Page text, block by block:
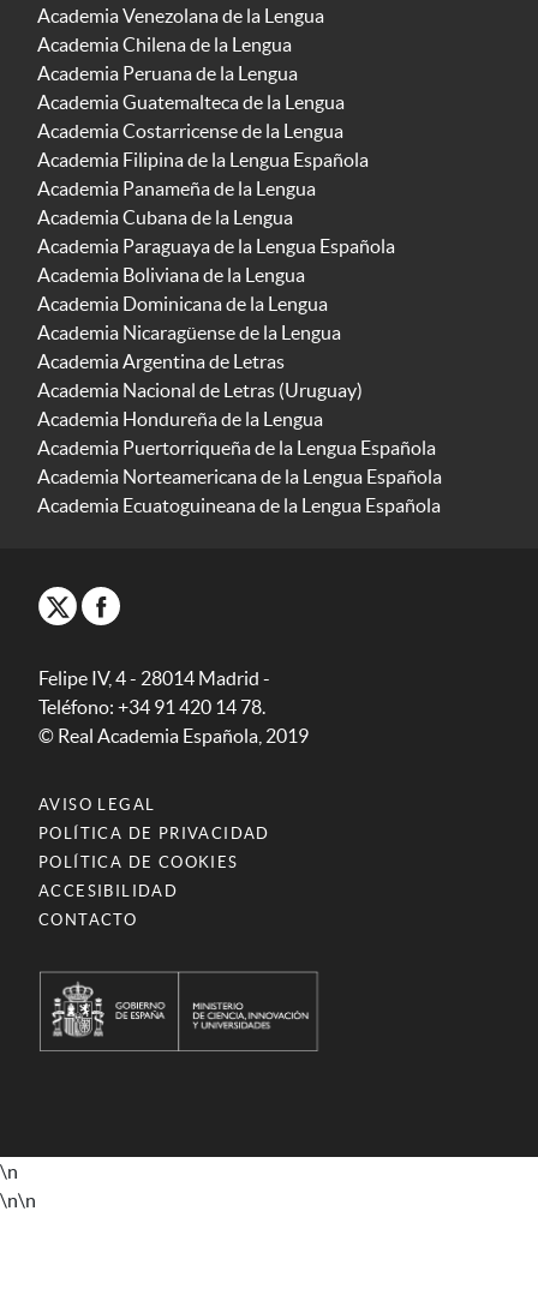
Academia Venezolana de la Lengua
Academia Chilena de la Lengua
Academia Peruana de la Lengua
Academia Guatemalteca de la Lengua
Academia Costarricense de la Lengua
Academia Filipina de la Lengua Española
Academia Panameña de la Lengua
Academia Cubana de la Lengua
Academia Paraguaya de la Lengua Española
Academia Boliviana de la Lengua
Academia Dominicana de la Lengua
Academia Nicaragüense de la Lengua
Academia Argentina de Letras
Academia Nacional de Letras (Uruguay)
Academia Hondureña de la Lengua
Academia Puertorriqueña de la Lengua Española
Academia Norteamericana de la Lengua Española
Academia Ecuatoguineana de la Lengua Española
Felipe IV, 4 - 28014 Madrid -
Teléfono: +34 91 420 14 78.
© Real Academia Española, 2019
AVISO LEGAL
POLÍTICA DE PRIVACIDAD
POLÍTICA DE COOKIES
ACCESIBILIDAD
CONTACTO
\n
\n\n